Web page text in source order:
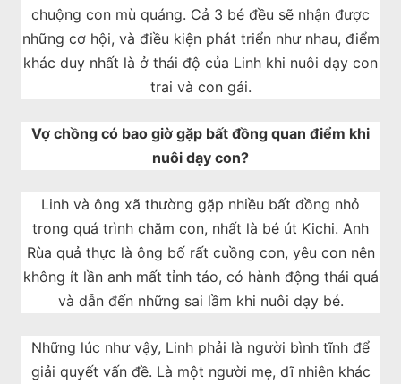
chuộng con mù quáng. Cả 3 bé đều sẽ nhận được
những cơ hội, và điều kiện phát triển như nhau, điểm
khác duy nhất là ở thái độ của Linh khi nuôi dạy con
trai và con gái.
Vợ chồng có bao giờ gặp bất đồng quan điểm khi
nuôi dạy con?
Linh và ông xã thường gặp nhiều bất đồng nhỏ
trong quá trình chăm con, nhất là bé út Kichi. Anh
Rùa quả thực là ông bố rất cuồng con, yêu con nên
không ít lần anh mất tỉnh táo, có hành động thái quá
và dẫn đến những sai lầm khi nuôi dạy bé.
Những lúc như vậy, Linh phải là người bình tĩnh để
giải quyết vấn đề. Là một người mẹ, dĩ nhiên khác